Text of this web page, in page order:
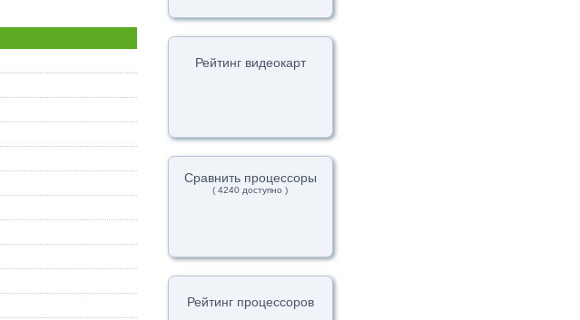
Рейтинг видеокарт
Сравнить процессоры
( 4240 доступно )
Рейтинг процессоров